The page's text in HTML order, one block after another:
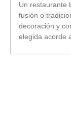
Un restaurante
fusión o
decoración y
elegida acorde